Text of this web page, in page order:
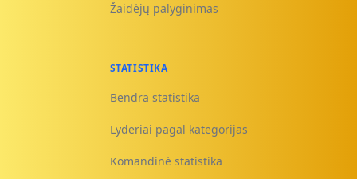
Žaidėjų palyginimas
STATISTIKA
Bendra statistika
Lyderiai pagal kategorijas
Komandinė statistika